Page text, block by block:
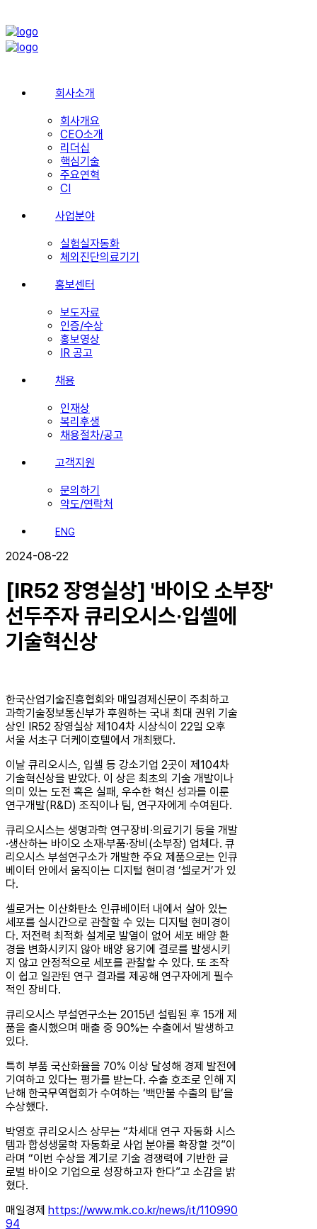
회사소개
회사개요
CEO소개
리더십
핵심기술
주요연혁
CI
사업분야
실험실자동화
체외진단의료기기
홍보센터
보도자료
인증/수상
홍보영상
IR 공고
채용
인재상
복리후생
채용절차/공고
고객지원
문의하기
약도/연락처
ENG
2024-08-22
[IR52 장영실상] '바이오 소부장'
선두주자 큐리오시스·입셀에
기술혁신상
한국산업기술진흥협회와 매일경제신문이 주최하고
과학기술정보통신부가 후원하는 국내 최대 권위 기술
상인 IR52 장영실상 제104차 시상식이 22일 오후
서울 서초구 더케이호텔에서 개최됐다.
이날 큐리오시스, 입셀 등 강소기업 2곳이 제104차
기술혁신상을 받았다. 이 상은 최초의 기술 개발이나
의미 있는 도전 혹은 실패, 우수한 혁신 성과를 이룬
연구개발(R&D) 조직이나 팀, 연구자에게 수여된다.
큐리오시스는 생명과학 연구장비·의료기기 등을 개발
·생산하는 바이오 소재·부품·장비(소부장) 업체다. 큐
리오시스 부설연구소가 개발한 주요 제품으로는 인큐
베이터 안에서 움직이는 디지털 현미경 ‘셀로거’가 있
다.
셀로거는 이산화탄소 인큐베이터 내에서 살아 있는
세포를 실시간으로 관찰할 수 있는 디지털 현미경이
다. 저전력 최적화 설계로 발열이 없어 세포 배양 환
경을 변화시키지 않아 배양 용기에 결로를 발생시키
지 않고 안정적으로 세포를 관찰할 수 있다. 또 조작
이 쉽고 일관된 연구 결과를 제공해 연구자에게 필수
적인 장비다.
큐리오시스 부설연구소는 2015년 설립된 후 15개 제
품을 출시했으며 매출 중 90%는 수출에서 발생하고
있다.
특히 부품 국산화율을 70% 이상 달성해 경제 발전에
기여하고 있다는 평가를 받는다. 수출 호조로 인해 지
난해 한국무역협회가 수여하는 ‘백만불 수출의 탑’을
수상했다.
박영호 큐리오시스 상무는 “차세대 연구 자동화 시스
템과 합성생물학 자동화로 사업 분야를 확장할 것”이
라며 “이번 수상을 계기로 기술 경쟁력에 기반한 글
로벌 바이오 기업으로 성장하고자 한다”고 소감을 밝
혔다.
매일경제 https://www.mk.co.kr/news/it/110990
94